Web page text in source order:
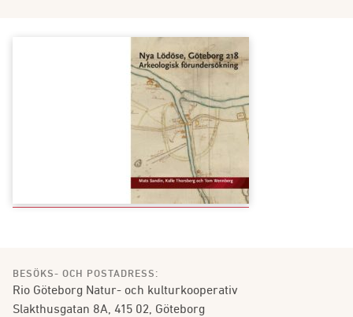
BESÖKS- OCH POSTADRESS:
Rio Göteborg Natur- och kulturkooperativ
Slakthusgatan 8A, 415 02, Göteborg